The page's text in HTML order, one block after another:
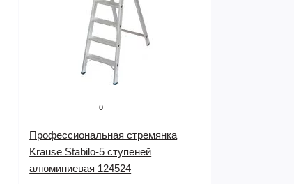
0
Профессиональная стремянка
Krause Stabilo-5 ступеней
алюминиевая 124524